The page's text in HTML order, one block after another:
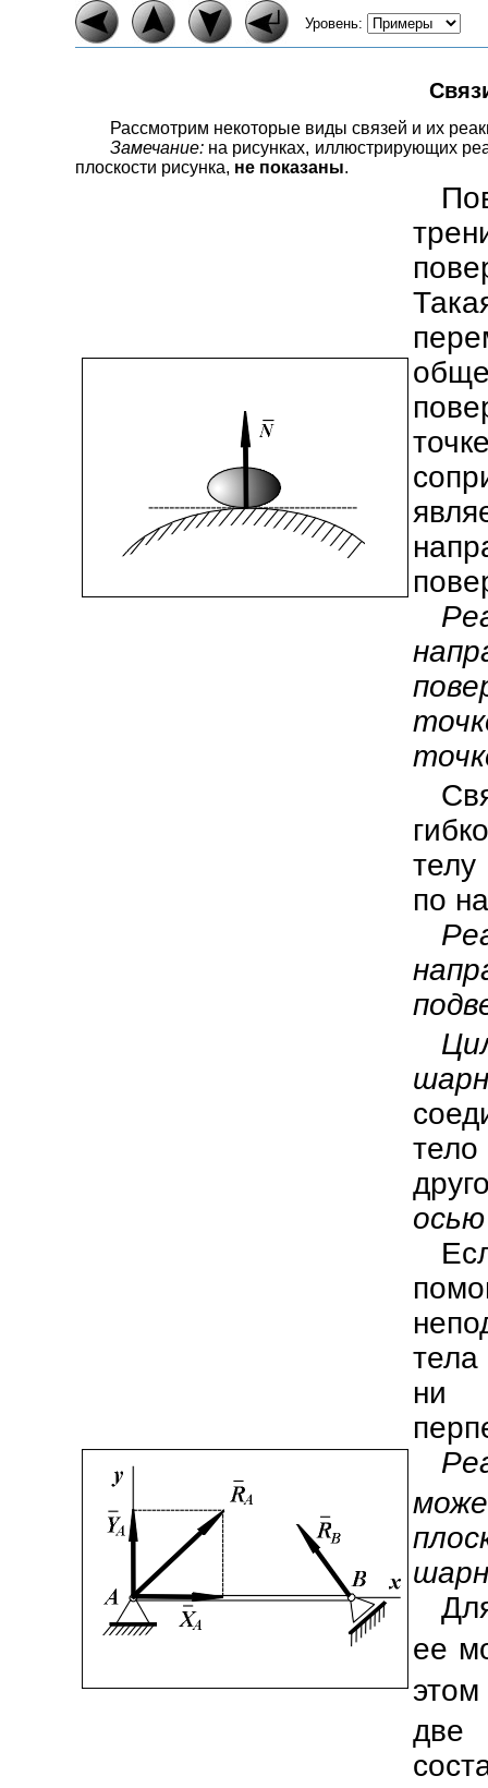
Уровень:
Рассмотрим некоторые виды связей и их
Замечание:на рисунках, иллюстрирующих
плоскости рисунка, не показаны.
по
ни
ее
две